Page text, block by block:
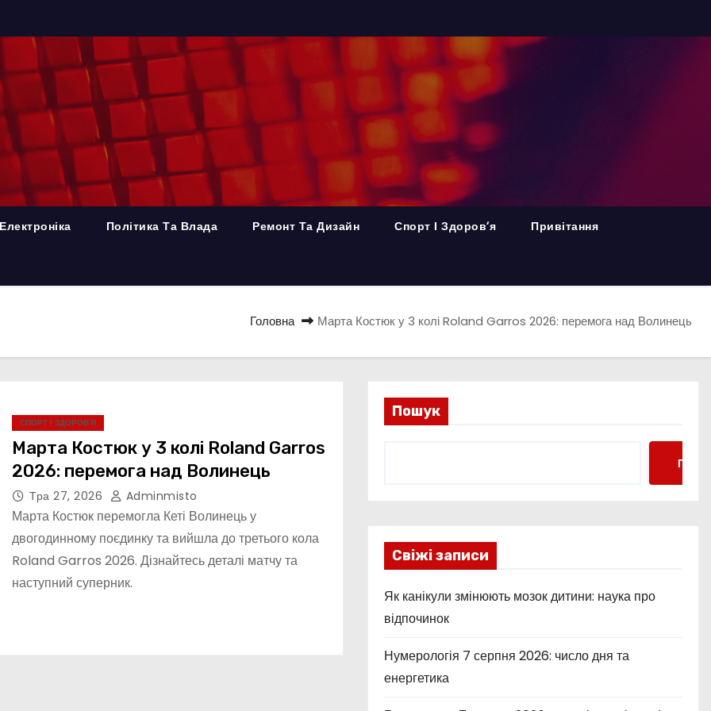
Електроніка Політика Та Влада Ремонт Та Дизайн Спорт І Здоров’я Привітання
Головна Марта Костюк у 3 колі Roland Garros 2026: перемога над Волинець
СПОРТ І ЗДОРОВ’Я
Марта Костюк у 3 колі Roland Garros
2026: перемога над Волинець
Тра 27, 2026 Adminmisto
Марта Костюк перемогла Кеті Волинець у
двогодинному поєдинку та вийшла до третього кола
Roland Garros 2026. Дізнайтесь деталі матчу та
наступний суперник.
Пошук
Свіжі записи
Як канікули змінюють мозок дитини: наука про
відпочинок
Нумерологія 7 серпня 2026: число дня та
енергетика